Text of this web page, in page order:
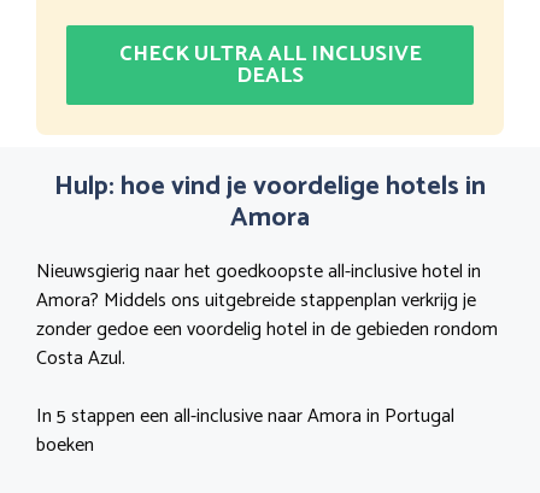
CHECK ULTRA ALL INCLUSIVE
DEALS
Hulp: hoe vind je voordelige hotels in
Amora
Nieuwsgierig naar het goedkoopste all-inclusive hotel in
Amora? Middels ons uitgebreide stappenplan verkrijg je
zonder gedoe een voordelig hotel in de gebieden rondom
Costa Azul.
In 5 stappen een all-inclusive naar Amora in Portugal
boeken